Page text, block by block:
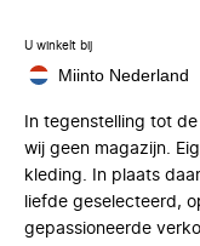
U winkelt bij
Miinto Nederland
In tegenstelling tot
wij geen magazijn.
kleding. In plaats
liefde geselecteerd,
gepassioneerde